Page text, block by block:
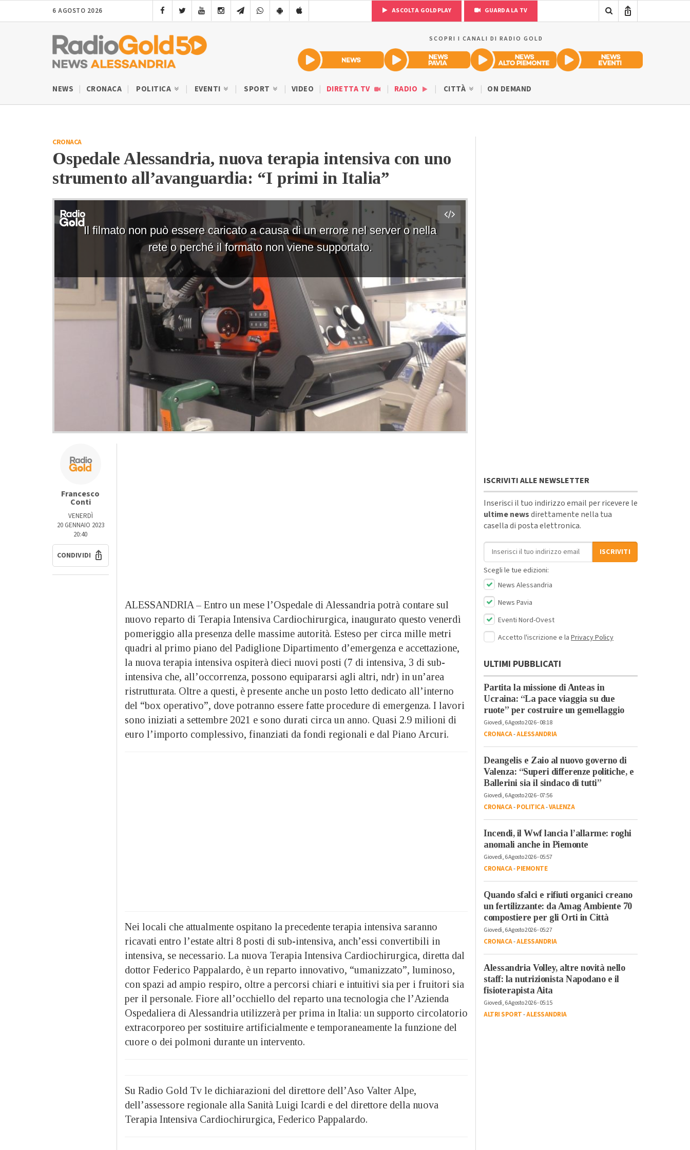
6 AGOSTO 2026 ASCOLTA GOLDPLAY GUARDA LA TV
SCOPRI I CANALI DI RADIO GOLD
NEWS CRONACA POLITICA EVENTI SPORT VIDEO DIRETTA TV RADIO CITTÀ ON DEMAND
CRONACA
Ospedale Alessandria, nuova terapia intensiva con uno
strumento all’avanguardia: “I primi in Italia”
Francesco
Conti
VENERDÌ
20 GENNAIO 2023
20:40
CONDIVIDI
ALESSANDRIA – Entro un mese l’Ospedale di Alessandria potrà contare sul
nuovo reparto di Terapia Intensiva Cardiochirurgica, inaugurato questo venerdì
pomeriggio alla presenza delle massime autorità. Esteso per circa mille metri
quadri al primo piano del Padiglione Dipartimento d’emergenza e accettazione,
la nuova terapia intensiva ospiterà dieci nuovi posti (7 di intensiva, 3 di sub-
intensiva che, all’occorrenza, possono equipararsi agli altri, ndr) in un’area
ristrutturata. Oltre a questi, è presente anche un posto letto dedicato all’interno
del “box operativo”, dove potranno essere fatte procedure di emergenza. I lavori
sono iniziati a settembre 2021 e sono durati circa un anno. Quasi 2.9 milioni di
euro l’importo complessivo, finanziati da fondi regionali e dal Piano Arcuri.
Nei locali che attualmente ospitano la precedente terapia intensiva saranno
ricavati entro l’estate altri 8 posti di sub-intensiva, anch’essi convertibili in
intensiva, se necessario. La nuova Terapia Intensiva Cardiochirurgica, diretta dal
dottor Federico Pappalardo, è un reparto innovativo, “umanizzato”, luminoso,
con spazi ad ampio respiro, oltre a percorsi chiari e intuitivi sia per i fruitori sia
per il personale. Fiore all’occhiello del reparto una tecnologia che l’Azienda
Ospedaliera di Alessandria utilizzerà per prima in Italia: un supporto circolatorio
extracorporeo per sostituire artificialmente e temporaneamente la funzione del
cuore o dei polmoni durante un intervento.
Su Radio Gold Tv le dichiarazioni del direttore dell’Aso Valter Alpe,
dell’assessore regionale alla Sanità Luigi Icardi e del direttore della nuova
Terapia Intensiva Cardiochirurgica, Federico Pappalardo.
ISCRIVITI ALLE NEWSLETTER
Inserisci il tuo indirizzo email per ricevere le
ultime newsdirettamente nella tua
casella di posta elettronica.
Indirizzo email
ISCRIVITI
Scegli le tue edizioni:
News Alessandria
News Pavia
Eventi Nord-Ovest
Accetto l'iscrizione e la Privacy Policy
ULTIMI PUBBLICATI
Partita la missione di Anteas in
Ucraina: “La pace viaggia su due
ruote” per costruire un gemellaggio
Giovedì, 6 Agosto 2026 - 08:18
CRONACA-ALESSANDRIA
Deangelis e Zaio al nuovo governo di
Valenza: “Superi differenze politiche, e
Ballerini sia il sindaco di tutti”
Giovedì, 6 Agosto 2026 - 07:56
CRONACA-POLITICA-VALENZA
Incendi, il Wwf lancia l’allarme: roghi
anomali anche in Piemonte
Giovedì, 6 Agosto 2026 - 05:57
CRONACA-PIEMONTE
Quando sfalci e rifiuti organici creano
un fertilizzante: da Amag Ambiente 70
compostiere per gli Orti in Città
Giovedì, 6 Agosto 2026 - 05:27
CRONACA-ALESSANDRIA
Alessandria Volley, altre novità nello
staff: la nutrizionista Napodano e il
fisioterapista Aita
Giovedì, 6 Agosto 2026 - 05:15
ALTRI SPORT-ALESSANDRIA